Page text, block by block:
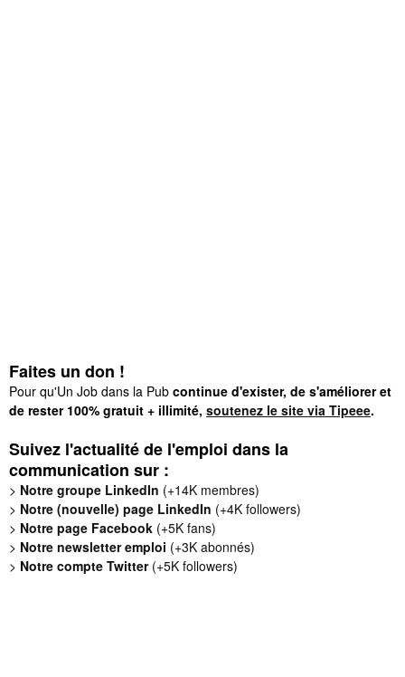
Faites un don !
Pour qu'Un Job dans la Pub continue d'exister, de s'améliorer et
de rester 100% gratuit + illimité, soutenez le site via Tipeee.
Suivez l'actualité de l'emploi dans la
communication sur :
> Notre groupe LinkedIn (+14K membres)
> Notre (nouvelle) page LinkedIn (+4K followers)
> Notre page Facebook (+5K fans)
> Notre newsletter emploi (+3K abonnés)
> Notre compte Twitter(+5K followers)